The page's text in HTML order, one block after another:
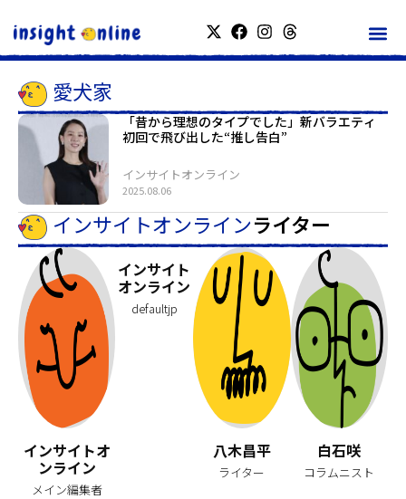
愛犬家
「昔から理想のタイプでした」新バラエティ
初回で飛び出した“推し告白”
2025.08.06
インサイトオンライン
インサイトオンラインライター
インサイトオ
ンライン
メイン編集者
インサイト
オンライン
defaultjp
八木昌平
ライター
白石咲
コラムニスト